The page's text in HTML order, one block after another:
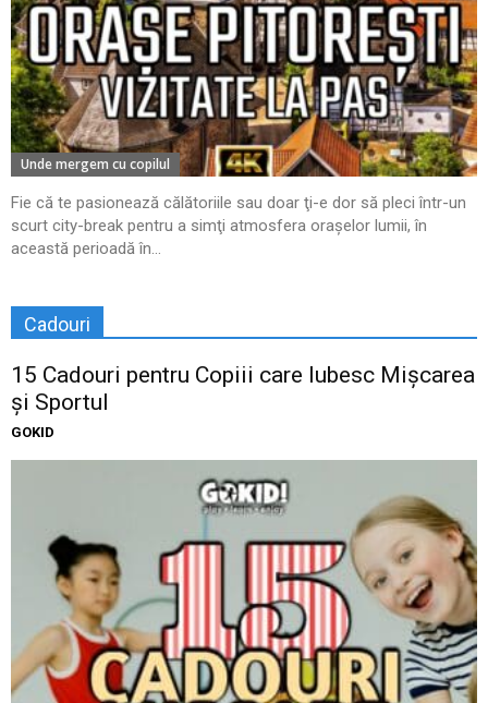
Unde mergem cu copilul
Fie că te pasionează călătoriile sau doar ţi-e dor să pleci într-un
scurt city-break pentru a simţi atmosfera oraşelor lumii, în
această perioadă în...
Cadouri
15 Cadouri pentru Copiii care Iubesc Mișcarea
și Sportul
GOKID